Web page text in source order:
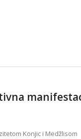
Konjic i Medžlisom